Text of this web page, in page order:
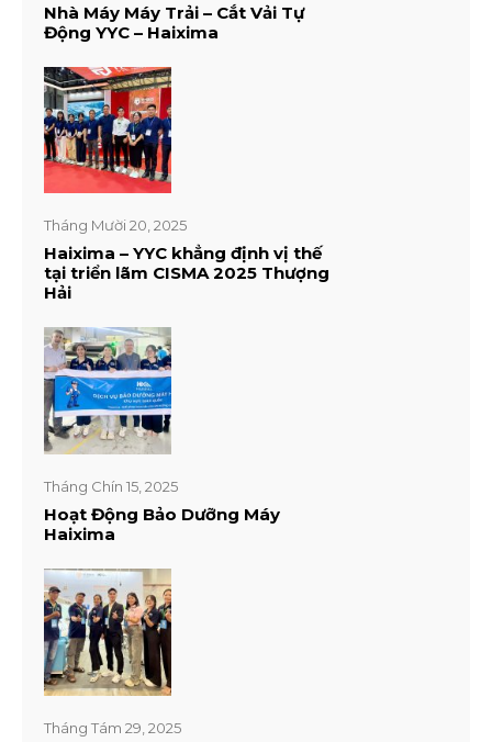
Nhà Máy Máy Trải – Cắt Vải Tự
Động YYC – Haixima
Tháng Mười 20, 2025
Haixima – YYC khẳng định vị thế
tại triển lãm CISMA 2025 Thượng
Hải
Tháng Chín 15, 2025
Hoạt Động Bảo Dưỡng Máy
Haixima
Tháng Tám 29, 2025